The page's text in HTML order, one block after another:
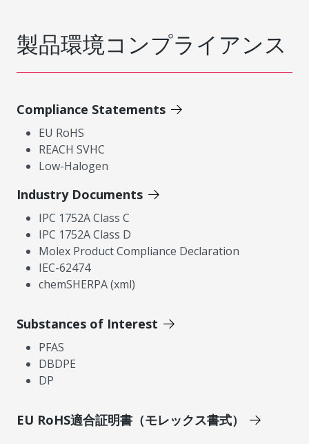
製品環境コンプライアンス
Compliance Statements
EU RoHS
REACH SVHC
Low-Halogen
Industry Documents
IPC 1752A Class C
IPC 1752A Class D
Molex Product Compliance Declaration
IEC-62474
chemSHERPA (xml)
Substances of Interest
PFAS
DBDPE
DP
EU RoHS適合証明書（モレックス書式）